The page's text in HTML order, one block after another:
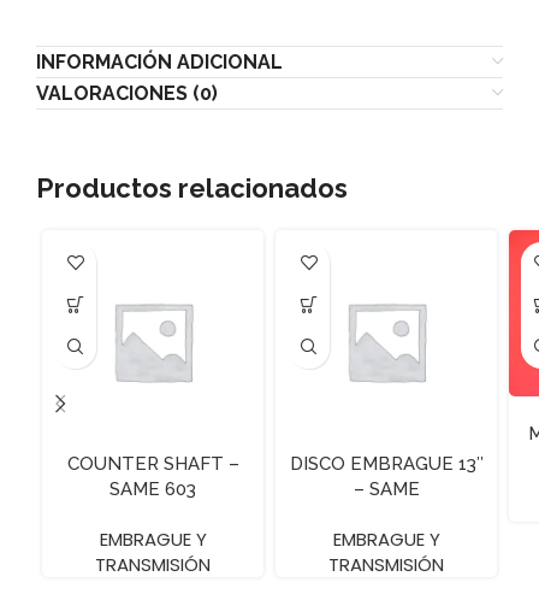
INFORMACIÓN ADICIONAL
VALORACIONES (0)
Productos relacionados
COUNTER SHAFT –
SAME 603
EMBRAGUE Y
TRANSMISIÓN
DISCO EMBRAGUE 13″
– SAME
EMBRAGUE Y
TRANSMISIÓN